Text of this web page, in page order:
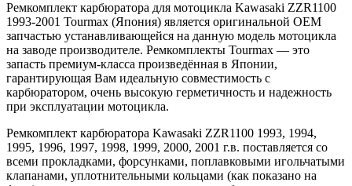
Ремкомплект карбюратора для мотоцикла Kawasaki ZZR1100
1993-2001 Tourmax (Япония) является оригинальной OEM
запчастью устанавливающейся на данную модель мотоцикла
на заводе производителе. Ремкомплекты Tourmax — это
запасть премиум-класса произведённая в Японии,
гарантирующая Вам идеальную совместимость с
карбюратором, очень высокую герметичность и надежность
при эксплуатации мотоцикла.
Ремкомплект карбюратора Kawasaki ZZR1100 1993, 1994,
1995, 1996, 1997, 1998, 1999, 2000, 2001 г.в. поставляется со
всеми прокладками, форсунками, поплавковыми игольчатыми
клапанами, уплотнительными кольцами (как показано на